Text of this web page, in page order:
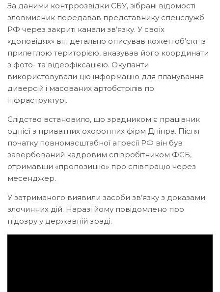
За даними контррозвідки СБУ, зібрані відомості
зловмисник передавав представнику спецслужб
РФ через закриті канали зв’язку. У своїх
«доповідях» він детально описував кожен об’єкт із
прилеглою територією, вказував його координати
з фото- та відеофіксацією. Окупанти
використовували цю інформацію для планування
диверсій і масованих артобстрілів по
інфраструктурі.
Слідство встановило, що зрадником є працівник
однієї з приватних охоронних фірм Дніпра. Після
початку повномасштабної агресії РФ він був
завербований кадровим співробітником ФСБ,
отримавши «пропозицію» про співпрацю через
месенджер.
У затриманого виявили засоби зв’язку з доказами
злочинних дій. Наразі йому повідомлено про
підозру у державній зраді.